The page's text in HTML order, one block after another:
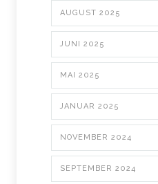
AUGUST 2025
JUNI 2025
MAI 2025
JANUAR 2025
NOVEMBER 2024
SEPTEMBER 2024